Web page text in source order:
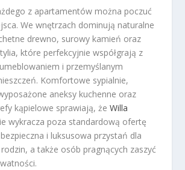
z apartamentów można poczuć
We wnętrzach dominują naturalne
drewno, surowy kamień oraz
które perfekcyjnie współgrają z
i przemyślanym
Komfortowe sypialnie,
aneksy kuchenne oraz
kąpielowe sprawiają, żeWilla
wykracza poza standardową ofertę
i luksusowa przystań dla
a także osób pragnących zaszyć